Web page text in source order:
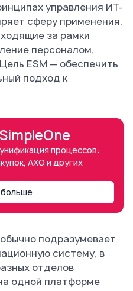
управления ИТ-
сферу применения.
за рамки
персоналом,
ESM — обеспечить
подход к
процессов:
АХО и других
подразумевает
систему, в
отделов
одной платформе